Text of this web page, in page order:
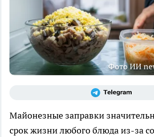
Фото ИИ
Майонезные заправки
срок жизни любого блюда из-за